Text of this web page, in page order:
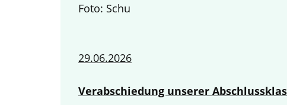
Foto: Schu
29.06.2026
Verabschiedung unserer